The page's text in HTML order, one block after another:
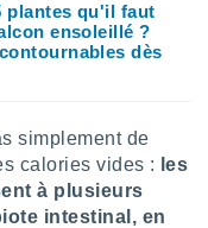
plantes qu'il faut
ensoleillé ?
dès
simplement de
calories vides : les
à plusieurs
intestinal, en